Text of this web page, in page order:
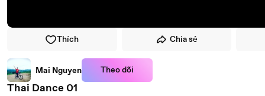
Thích Chia sẻ
Mai Nguyen Theo dõi
Thai Dance 01